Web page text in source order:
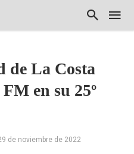
La Costa
en su 25º
de noviembre de 2022